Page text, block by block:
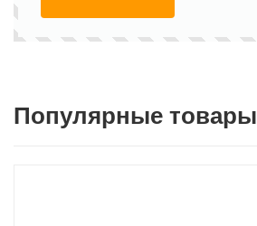
Популярные товары